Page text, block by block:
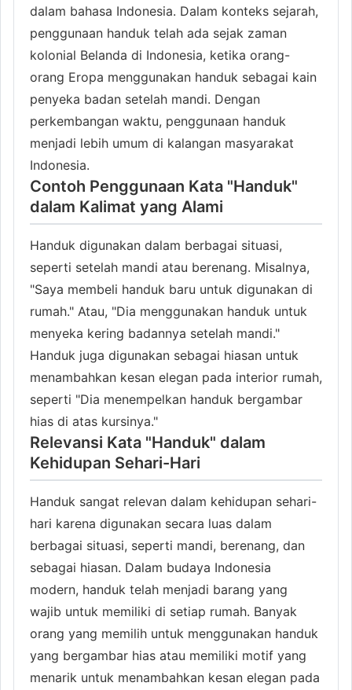
dalam bahasa Indonesia. Dalam konteks sejarah,
penggunaan handuk telah ada sejak zaman
kolonial Belanda di Indonesia, ketika orang-
orang Eropa menggunakan handuk sebagai kain
penyeka badan setelah mandi. Dengan
perkembangan waktu, penggunaan handuk
menjadi lebih umum di kalangan masyarakat
Indonesia.
Contoh Penggunaan Kata "Handuk"
dalam Kalimat yang Alami
Handuk digunakan dalam berbagai situasi,
seperti setelah mandi atau berenang. Misalnya,
"Saya membeli handuk baru untuk digunakan di
rumah." Atau, "Dia menggunakan handuk untuk
menyeka kering badannya setelah mandi."
Handuk juga digunakan sebagai hiasan untuk
menambahkan kesan elegan pada interior rumah,
seperti "Dia menempelkan handuk bergambar
hias di atas kursinya."
Relevansi Kata "Handuk" dalam
Kehidupan Sehari-Hari
Handuk sangat relevan dalam kehidupan sehari-
hari karena digunakan secara luas dalam
berbagai situasi, seperti mandi, berenang, dan
sebagai hiasan. Dalam budaya Indonesia
modern, handuk telah menjadi barang yang
wajib untuk memiliki di setiap rumah. Banyak
orang yang memilih untuk menggunakan handuk
yang bergambar hias atau memiliki motif yang
menarik untuk menambahkan kesan elegan pada